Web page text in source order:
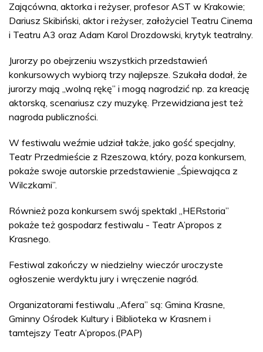
Zającówna, aktorka i reżyser, profesor AST w Krakowie;
Dariusz Skibiński, aktor i reżyser, założyciel Teatru Cinema
i Teatru A3 oraz Adam Karol Drozdowski, krytyk teatralny.
Jurorzy po obejrzeniu wszystkich przedstawień
konkursowych wybiorą trzy najlepsze. Szukała dodał, że
jurorzy mają „wolną rękę” i mogą nagrodzić np. za kreację
aktorską, scenariusz czy muzykę. Przewidziana jest też
nagroda publiczności.
W festiwalu weźmie udział także, jako gość specjalny,
Teatr Przedmieście z Rzeszowa, który, poza konkursem,
pokaże swoje autorskie przedstawienie „Śpiewająca z
Wilczkami”.
Również poza konkursem swój spektakl „HERstoria”
pokaże też gospodarz festiwalu - Teatr A’propos z
Krasnego.
Festiwal zakończy w niedzielny wieczór uroczyste
ogłoszenie werdyktu jury i wręczenie nagród.
Organizatorami festiwalu „Afera” są: Gmina Krasne,
Gminny Ośrodek Kultury i Biblioteka w Krasnem i
tamtejszy Teatr A’propos.(PAP)